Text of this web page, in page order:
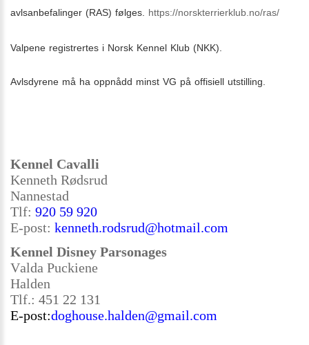
avlsanbefalinger (RAS) følges. https://norskterrierklub.no/ras/
Valpene registrertes i Norsk Kennel Klub (NKK).
Avlsdyrene må ha oppnådd minst VG på offisiell utstilling.
Kennel Cavalli
Kenneth Rødsrud
Nannestad
Tlf: 920 59 920
E-post: kenneth.rodsrud@hotmail.com
Kennel Disney Parsonages
Valda Puckiene
Halden
Tlf.: 451 22 131
E-post:doghouse.halden@gmail.com